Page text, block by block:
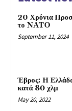
20 Χρόνια
το NATO
September 11, 2024
Έβρος: Η Ελλάδα
κατά 80 χλμ
May 20, 2022